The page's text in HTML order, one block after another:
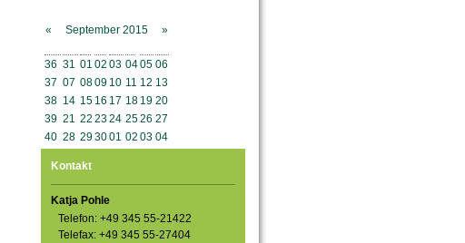
« September 2015
»
36 31 01 02 03 0405 06
37 07 0809 10 11 12 13
38 14 15 16 17 18 19 20
39 21 22 2324 2526 27
40 28 293001 02 03 04
Kontakt
Katja Pohle
Telefon: +49 345 55-21422
Telefax: +49 345 55-27404